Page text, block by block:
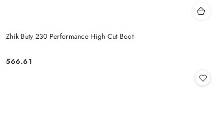
Zhik Buty 230 Performance High Cut Boot
Cena:
566.61